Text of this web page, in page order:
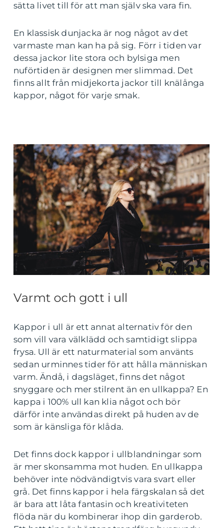
sätta livet till för att man själv ska vara fin.
En klassisk dunjacka är nog något av det
varmaste man kan ha på sig. Förr i tiden var
dessa jackor lite stora och bylsiga men
nuförtiden är designen mer slimmad. Det
finns allt från midjekorta jackor till knälånga
kappor, något för varje smak.
Varmt och gott i ull
Kappor i ull är ett annat alternativ för den
som vill vara välklädd och samtidigt slippa
frysa. Ull är ett naturmaterial som använts
sedan urminnes tider för att hålla människan
varm. Ändå, i dagsläget, finns det något
snyggare och mer stilrent än en ullkappa? En
kappa i 100% ull kan klia något och bör
därför inte användas direkt på huden av de
som är känsliga för klåda.
Det finns dock kappor i ullblandningar som
är mer skonsamma mot huden. En ullkappa
behöver inte nödvändigtvis vara svart eller
grå. Det finns kappor i hela färgskalan så det
är bara att låta fantasin och kreativiteten
flöda när du kombinerar ihop din garderob.